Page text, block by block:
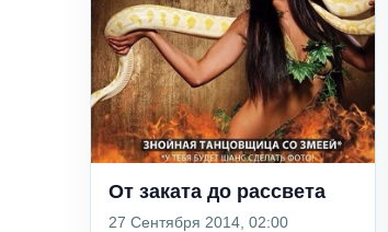
От заката до рассвета
27 Сентября 2014, 02:00